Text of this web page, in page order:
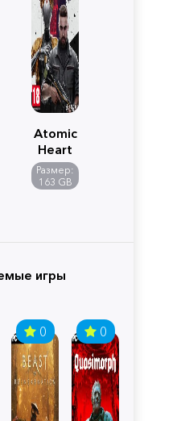
Atomic
Heart
Размер:
163 GB
игры
0 0